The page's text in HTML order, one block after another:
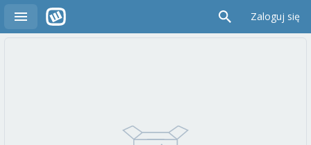
Zaloguj się